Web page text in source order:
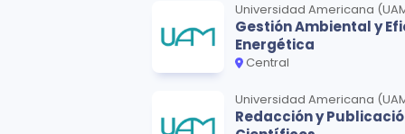
Universidad Americana
Gestión Ambiental y
Energética
Central
Universidad Americana
Redacción y